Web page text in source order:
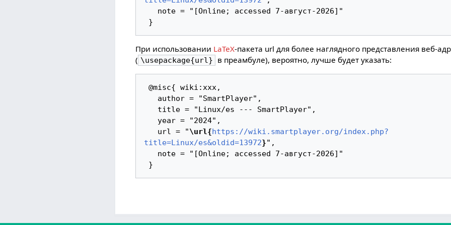
При использовании LaTeX-пакета url для более наглядного представления веб-
( \usepackage{url} в преамбуле), вероятно, лучше будет указать:
   url = "
\url{https://wiki.smartplayer.org/index.php?
title=Linux/es&oldid=13972}",